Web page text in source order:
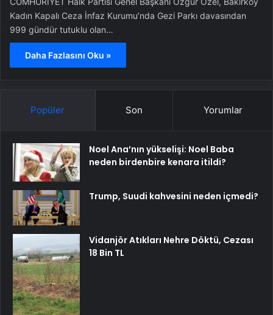
Kadın Kapalı Ceza İnfaz Kurumu’nda Gezi Parkı davasından
999 gündür tutuklu olan…
Daha Fazlasını Oku »
Popüler Son Yorumlar
Noel Ana’nın yükselişi: Noel Baba
neden birdenbire kenara itildi?
Trump, Suudi kahvesini neden içmedi?
Vidanjör Atıkları Nehre Döktü, Cezası
18 Bin TL